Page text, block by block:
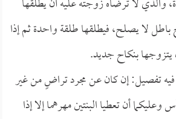
لا يصلح، فيطلقها طلقة واحدة ثم إذا
يتزوجها بنكاح جديد.
فيه تفصيل: إن كان عن مجرد تراضٍ من غير
أن تعطيا البنتين مهرهما إلا إذا